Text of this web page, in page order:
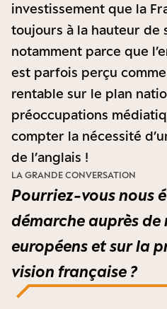
investissement que la
toujours à la hauteur de
notamment parce que
est parfois perçu
rentable sur le plan
préoccupations
compter la nécessité
de l’anglais !
Pourriez-vous nous
démarche auprès
européens et sur la
vision française ?
LA GRANDE CONVERSATION